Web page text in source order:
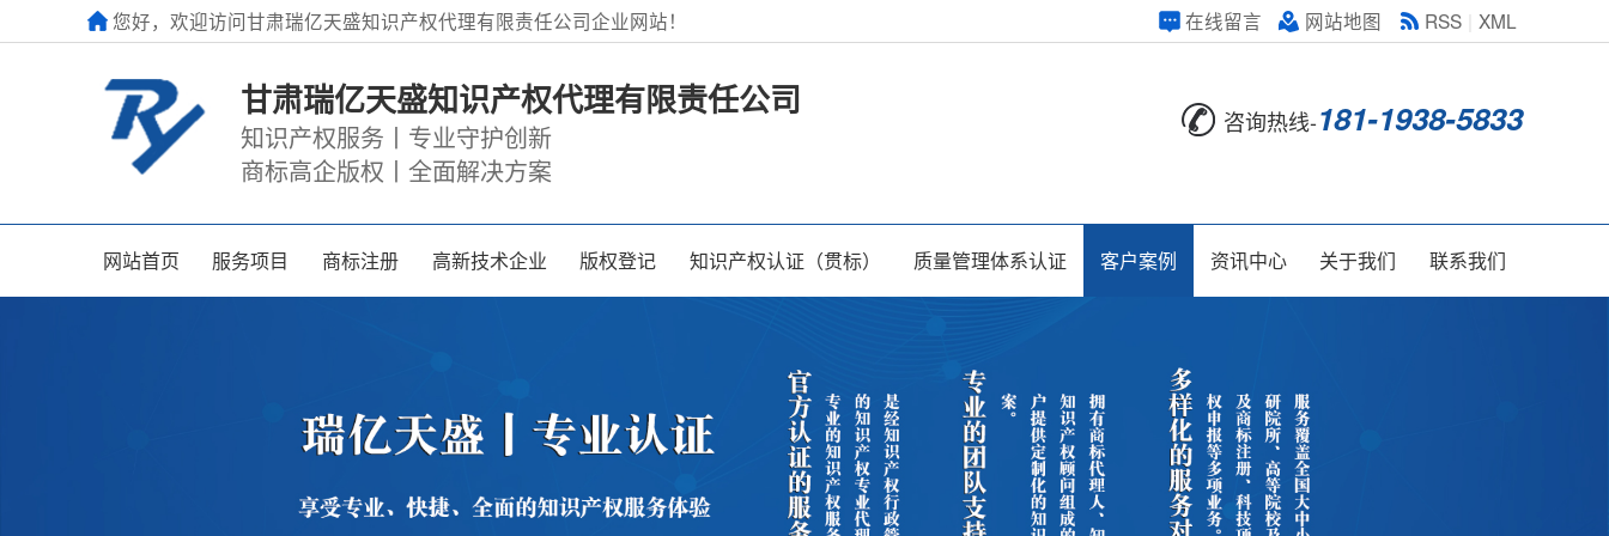
在线留言 网站地图 RSS XML
您好，欢迎访问甘肃瑞亿天盛知识产权代理有限责任公司企业网站！
甘肃瑞亿天盛知识产权代理有限责任公司
知识产权服务丨专业守护创新
商标高企版权丨全面解决方案
咨询热线-181-1938-5833
网站首页 服务项目 商标注册 高新技术企业 版权登记 知识产权认证（贯标） 质量管理体系认证 客户案例 资讯中心 关于我们 联系我们